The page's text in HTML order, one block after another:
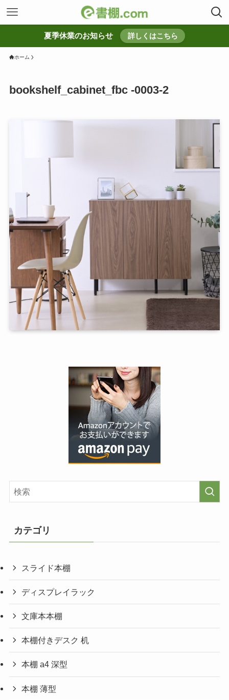
夏季休業のお知らせ 詳しくはこちら
ホーム
bookshelf_cabinet_fbc -0003-2
カテゴリ
スライド本棚
ディスプレイラック
文庫本本棚
本棚付きデスク 机
本棚 a4 深型
本棚 薄型